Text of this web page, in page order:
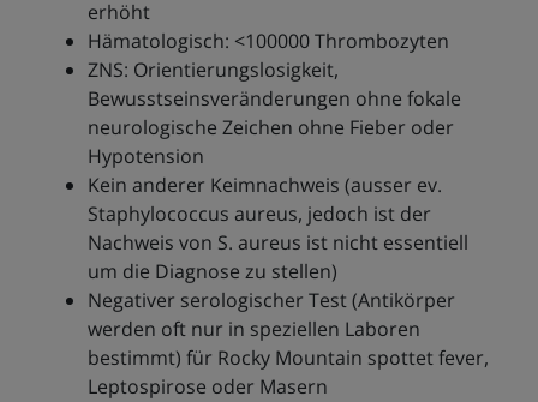
erhöht
Hämatologisch: <100000 Thrombozyten
ZNS: Orientierungslosigkeit,
Bewusstseinsveränderungen ohne fokale
neurologische Zeichen ohne Fieber oder
Hypotension
Kein anderer Keimnachweis (ausser ev.
Staphylococcus aureus, jedoch ist der
Nachweis von S. aureus ist nicht essentiell
um die Diagnose zu stellen)
Negativer serologischer Test (Antikörper
werden oft nur in speziellen Laboren
bestimmt) für Rocky Mountain spottet fever,
Leptospirose oder Masern